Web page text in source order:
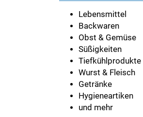
Lebensmittel
Backwaren
Obst & Gemüse
Süßigkeiten
Tiefkühlprodukte
Wurst & Fleisch
Getränke
Hygieneartiken
und mehr